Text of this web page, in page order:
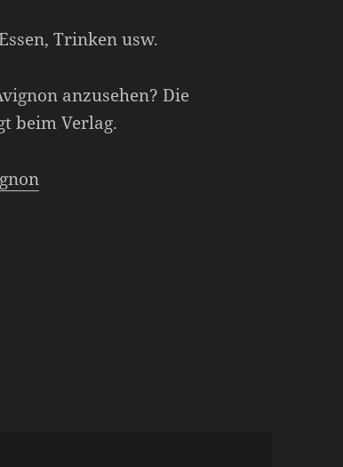
Trinken usw.
anzusehen? Die
beim Verlag.